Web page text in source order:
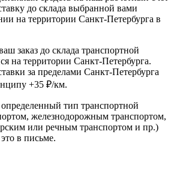
до склада выбранной вами
на территории Санкт-Петербурга в
заказ до склада транспортной
на территории Санкт-Петербурга.
за пределами Санкт-Петербурга
+35 ₽/км.
тип транспортной
железнодорожным транспортом,
или речным транспортом и пр.)
в письме.